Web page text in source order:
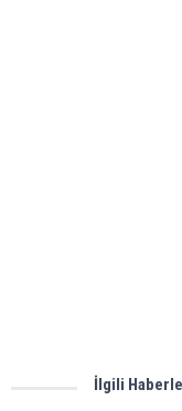
İlgili